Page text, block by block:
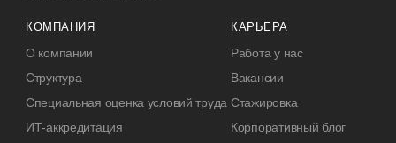
КОМПАНИЯ
О компании
Структура
Специальная оценка условий труда
ИТ-аккредитация
КАРЬЕРА
Работа у нас
Вакансии
Стажировка
Корпоративный блог